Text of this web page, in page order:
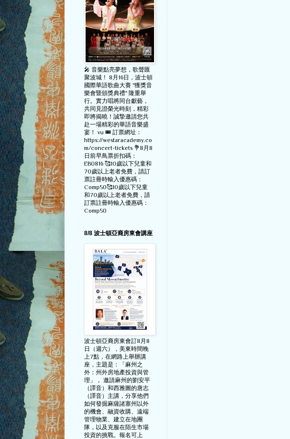
🎤 音樂點亮夢想，歌聲匯
聚波城！ 8月16日，波士頓
國際華語歌曲大賽 "獲獎音
樂會暨頒獎典禮" 隆重舉
行。實力唱將同台獻藝，
共同見證榮光時刻，精彩
即將揭曉！誠摯邀請您共
赴一場精彩的華語音樂盛
宴！ vu 🎟️ 訂票網址：
https://westaracademy.co
m/concert-tickets 💐8月8
日前早鳥票折扣碼：
EB0816 🥰10歲以下兒童和
70歲以上老者免費，請訂
票註冊時輸入優惠碼：
Comp50🥰10歲以下兒童
和70歲以上老者免費，請
訂票註冊時輸入優惠碼：
Comp50
8/8 波士頓亞裔房東會講座
波士頓亞裔房東會訂8月8
日（週六），美東時間晚
上7點，在網路上舉辦講
座，主題是：「麻州之
外：州外房地產投資與管
理」， 邀請麻州的劉安平
（譯音）和西雅圖的唐志
（譯音）主講，分享他們
如何發掘麻薩諸塞州以外
的機會、融資收購、遠端
管理物業、建立在地團
隊，以及克服在陌生市場
投資的挑戰。報名可上